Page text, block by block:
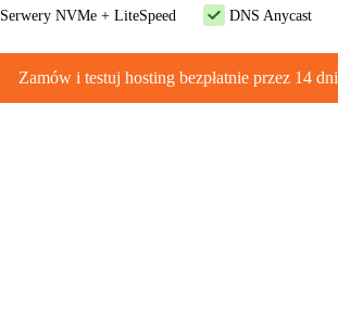
Serwery NVMe + LiteSpeed DNS Anycast
Zamów i testuj hosting bezpłatnie przez 14 dni